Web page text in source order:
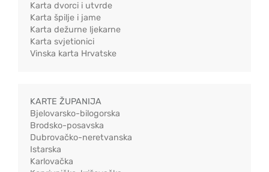
Karta dvorci i utvrde
Karta špilje i jame
Karta dežurne ljekarne
Karta svjetionici
Vinska karta Hrvatske
KARTE ŽUPANIJA
Bjelovarsko-bilogorska
Brodsko-posavska
Dubrovačko-neretvanska
Istarska
Karlovačka